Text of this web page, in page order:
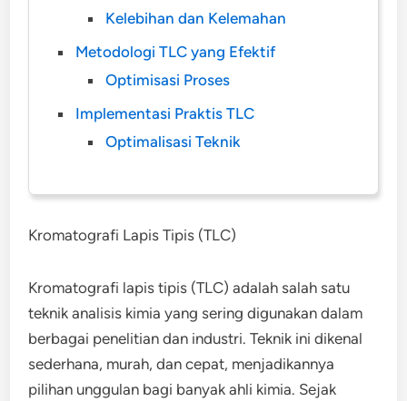
Kelebihan dan Kelemahan
Metodologi TLC yang Efektif
Optimisasi Proses
Implementasi Praktis TLC
Optimalisasi Teknik
Kromatografi Lapis Tipis (TLC)
Kromatografi lapis tipis (TLC) adalah salah satu
teknik analisis kimia yang sering digunakan dalam
berbagai penelitian dan industri. Teknik ini dikenal
sederhana, murah, dan cepat, menjadikannya
pilihan unggulan bagi banyak ahli kimia. Sejak